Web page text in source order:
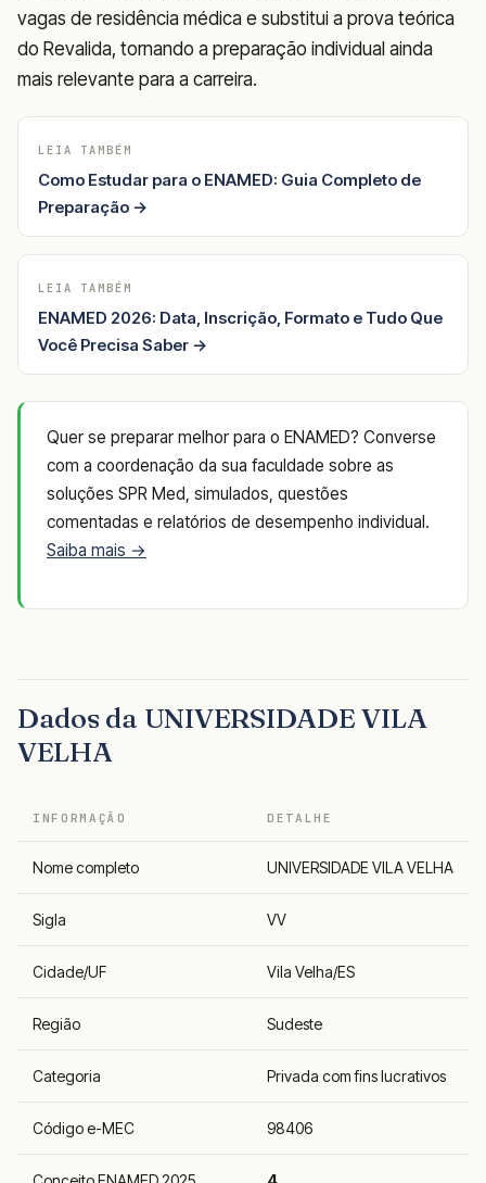
vagas de residência médica e substitui a prova teórica
do Revalida, tornando a preparação individual ainda
mais relevante para a carreira.
LEIA TAMBÉM
Como Estudar para o ENAMED: Guia Completo de
Preparação →
LEIA TAMBÉM
ENAMED 2026: Data, Inscrição, Formato e Tudo Que
Você Precisa Saber →
Quer se preparar melhor para o ENAMED? Converse
com a coordenação da sua faculdade sobre as
soluções SPR Med, simulados, questões
comentadas e relatórios de desempenho individual.
Saiba mais →
Dados da UNIVERSIDADE VILA
VELHA
INFORMAÇÃO DETALHE
Nome completo UNIVERSIDADE VILA VELHA
Sigla VV
Cidade/UF Vila Velha/ES
Região Sudeste
Categoria Privada com fins lucrativos
Código e-MEC 98406